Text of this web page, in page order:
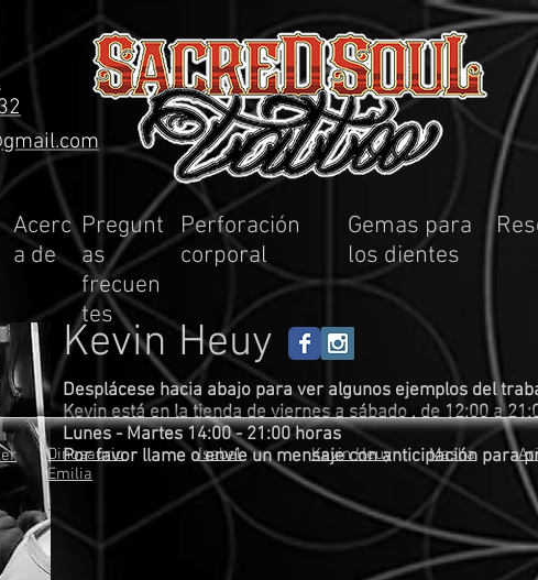
Kevin Heuy
Desplácese hacia abajo para ver algunos ejemplos del
Kevin está en la tienda de viernes a sábado , de 12:00 a
Lunes - Martes 14:00 - 21:00 horas
Por favor llame o envíe un mensaje con anticipación para
Kevin Heuy
Dinosaurio
Emilia
Isabel Masha
Acerc
a de
Pregunt
as
frecuen
tes
Perforación
corporal
Gemas para
los dientes